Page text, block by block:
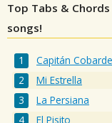
Top Tabs &
songs!
Capitán Cobarde
Mi Estrella
La Persiana
El Pisito